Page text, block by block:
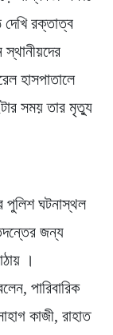
দেখি রক্তাত্ব
হাসপাতালে
সময় তার মৃত্যু
পুলিশ ঘটনাস্থল
জন্য
।
পারিবারিক
কাজী, রাহাত